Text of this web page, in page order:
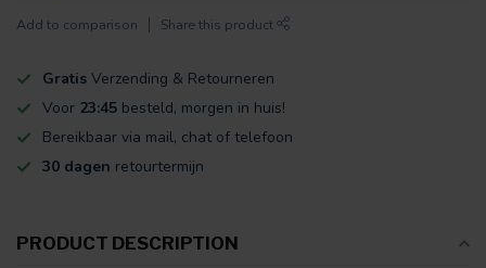
Add to comparison Share this product
Gratis Verzending & Retourneren
Voor 23:45 besteld, morgen in huis!
Bereikbaar via mail, chat of telefoon
30 dagen retourtermijn
PRODUCT DESCRIPTION